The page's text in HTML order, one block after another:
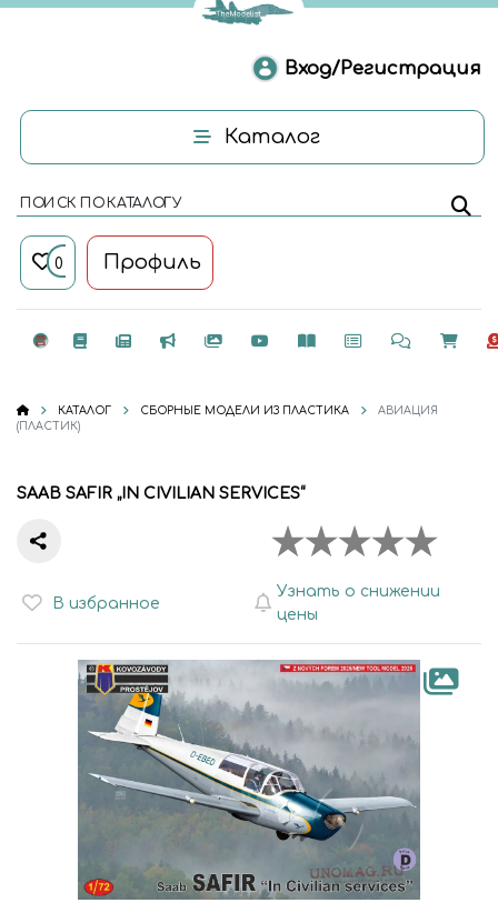
Вход/Регистрация
Каталог
ПОИСК ПО КАТАЛОГУ
0 Профиль
КАТАЛОГ СБОРНЫЕ МОДЕЛИ ИЗ ПЛАСТИКА
АВИАЦИЯ
(ПЛАСТИК)
SAAB SAFIR „IN CIVILIAN SERVICES“
В избранное
Узнать о снижении
цены